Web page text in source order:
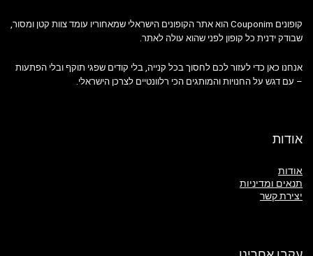
קופונים Couponim הוא אתר הקופונים הישראלי שמאחוריו עומד צוות קטן ומסור,
שבודק ידנית כל קופון לפני שהוא עולה לאתר.
אנחנו כאן כדי לעזור לכם לחסוך בכל קנייה, בלי קודים שפגי תוקף ובלי הפתעות
– עם דגש על החנויות והמותגים הכי רלוונטיים לצרכן הישראלי.
אודות
אודות
תנאים ומדיניות
יצירת קשר